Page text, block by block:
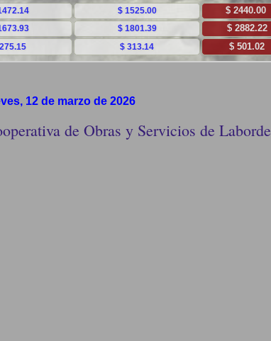
12 de marzo de 2026
de Obras y Servicios de Laborde